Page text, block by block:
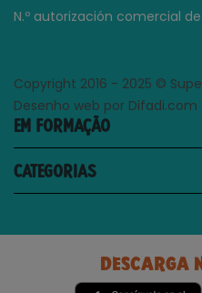
N.º autorización comercial
Copyright 2016 - 2025 ©
Desenho web por Difadi.com
EM FORMAÇÃO
CATEGORIAS
DESCARGA